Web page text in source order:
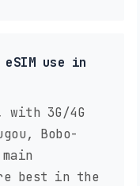
use in
with 3G/4G
Bobo-
best in the